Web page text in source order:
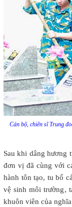
Cán bộ, chiên sĩ Trung
Sau khi dâng hương
đơn vị đã cùng với
hành tôn tạo, tu bổ
vệ sinh môi trường,
khuôn viên của